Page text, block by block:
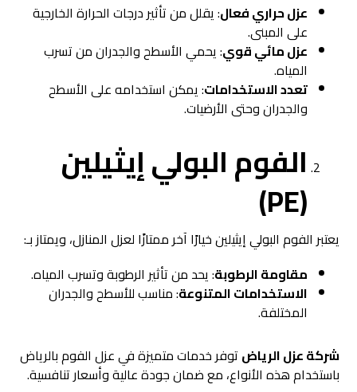
عزل حراري فعال: يقلل من تأثير درجات الحرارة الخارجية
على المبنى.
عزل مائي قوي: يحمي الأسطح والجدران من تسرب
المياه.
تعدد الاستخدامات: يمكن استخدامه على الأسطح
والجدران وحتى الأرضيات.
الفوم البولي إيثيلين
(PE)
يعتبر الفوم البولي إيثيلين خيارًا آخر ممتازًا لعزل المنازل، ويمتاز بـ:
مقاومة الرطوبة: يحد من تأثير الرطوبة وتسرب المياه.
الاستخدامات المتنوعة: مناسب للأسطح والجدران
المختلفة.
شركة عزل الرياض توفر خدمات متميزة في عزل الفوم بالرياض
باستخدام هذه الأنواع، مع ضمان جودة عالية وأسعار تنافسية.